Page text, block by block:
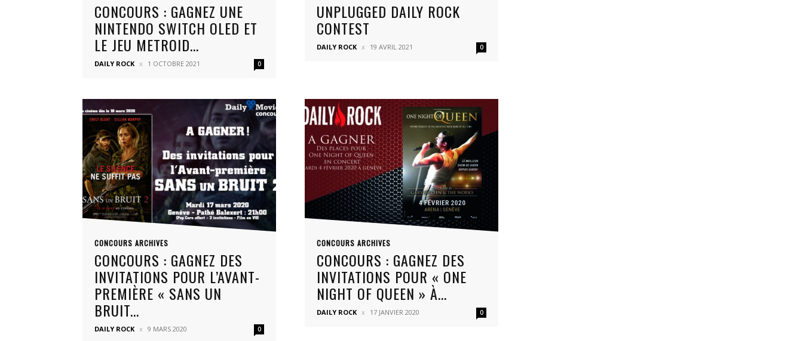
CONCOURS : GAGNEZ UNE
NINTENDO SWITCH OLED ET
LE JEU METROID...
DAILY ROCK 1 OCTOBRE 2021 0
UNPLUGGED DAILY ROCK
CONTEST
DAILY ROCK 19 AVRIL 2021 0
CONCOURS ARCHIVES
CONCOURS : GAGNEZ DES
INVITATIONS POUR L’AVANT-
PREMIÈRE « SANS UN
BRUIT...
DAILY ROCK 9 MARS 2020 0
CONCOURS ARCHIVES
CONCOURS : GAGNEZ DES
INVITATIONS POUR « ONE
NIGHT OF QUEEN » À...
DAILY ROCK 17 JANVIER 2020 0